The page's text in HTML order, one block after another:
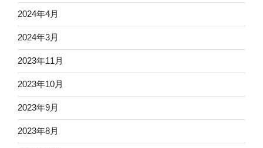
2024年4月
2024年3月
2023年11月
2023年10月
2023年9月
2023年8月